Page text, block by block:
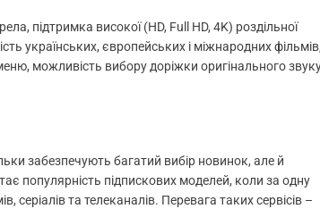
підтримка високої (HD, Full HD, 4K) роздільної
українських, європейських і міжнародних фільмів,
можливість вибору доріжки оригінального
забезпечують багатий вибір новинок, але й
популярність підпискових моделей, коли за одну
серіалів та телеканалів. Перевага таких сервісів –